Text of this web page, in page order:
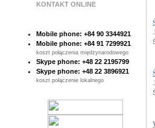
28.10.2014
Sajgonskie stare drzewa
14.10.2014
10.10.2014
Sajgon pod woda!
07.10.2014
Poczta Sajgonska
KONTAKT ONLINE
Mobile phone: +84 90 3344921
Mobile phone: +84 91 7299921
koszt połączenia międzynarodowego
Skype phone: +48 22 2195799
Skype phone: +48 22 3896921
koszt połączenie lokalnego